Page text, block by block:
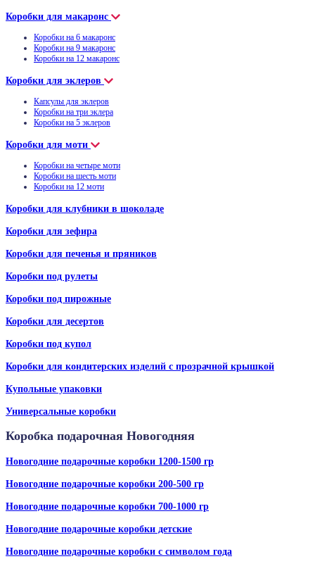
Коробки для макаронс
Коробки на 6 макаронс
Коробки на 9 макаронс
Коробки на 12 макаронс
Коробки для эклеров
Капсулы для эклеров
Коробки на три эклера
Коробки на 5 эклеров
Коробки для моти
Коробки на четыре моти
Коробки на шесть моти
Коробки на 12 моти
Коробки для клубники в шоколаде
Коробки для зефира
Коробки для печенья и пряников
Коробки под рулеты
Коробки под пирожные
Коробки для десертов
Коробки под купол
Коробки для кондитерских изделий с прозрачной крышкой
Купольные упаковки
Универсальные коробки
Коробка подарочная Новогодняя
Новогодние подарочные коробки 1200-1500 гр
Новогодние подарочные коробки 200-500 гр
Новогодние подарочные коробки 700-1000 гр
Новогодние подарочные коробки детские
Новогодние подарочные коробки с символом года